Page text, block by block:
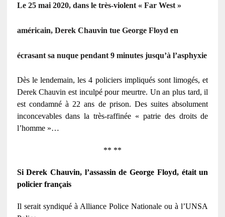
Le 25 mai 2020, dans le très-violent « Far West »
américain, Derek Chauvin tue George Floyd en
écrasant sa nuque pendant 9 minutes jusqu’à l’asphyxie
Dès le lendemain, les 4 policiers impliqués sont limogés, et
Derek Chauvin est inculpé pour meurtre. Un an plus tard, il
est condamné à 22 ans de prison. Des suites absolument
inconcevables dans la très-raffinée « patrie des droits de
l’homme »…
** **
Si Derek Chauvin, l’assassin de George Floyd, était un
policier français
Il serait syndiqué à Alliance Police Nationale ou à l’UNSA